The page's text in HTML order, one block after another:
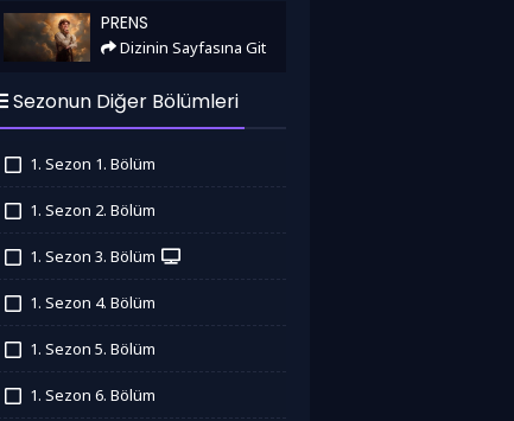
Prens PRENS
Dizinin Sayfasına Git
Sezonun Diğer Bölümleri
1. Sezon 1. Bölüm
1. Sezon 2. Bölüm
1. Sezon 3. Bölüm
1. Sezon 4. Bölüm
1. Sezon 5. Bölüm
1. Sezon 6. Bölüm